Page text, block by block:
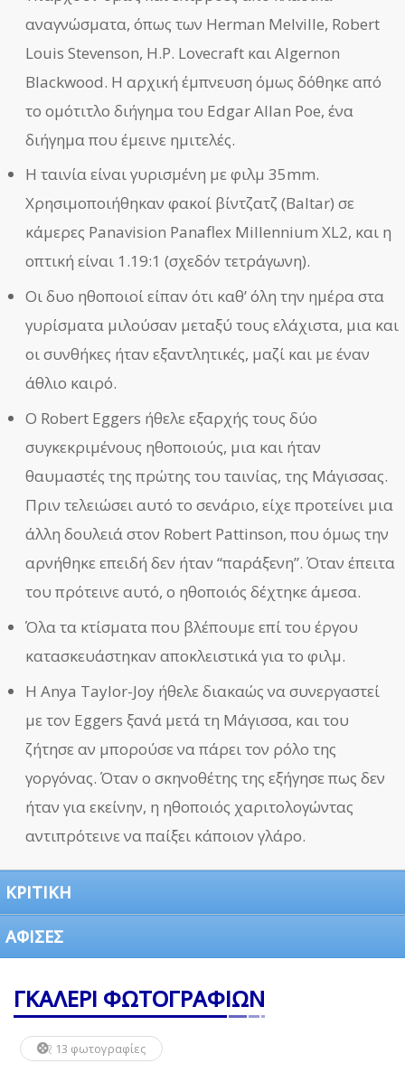
αναγνώσματα, όπως των Herman Melville, Robert
Louis Stevenson, H.P. Lovecraft και Algernon
Blackwood. Η αρχική έμπνευση όμως δόθηκε από
το ομότιτλο διήγημα του Edgar Allan Poe, ένα
διήγημα που έμεινε ημιτελές.
Η ταινία είναι γυρισμένη με φιλμ 35mm.
Χρησιμοποιήθηκαν φακοί βίντζατζ (Baltar) σε
κάμερες Panavision Panaflex Millennium XL2, και η
οπτική είναι 1.19:1 (σχεδόν τετράγωνη).
Οι δυο ηθοποιοί είπαν ότι καθ’ όλη την ημέρα στα
γυρίσματα μιλούσαν μεταξύ τους ελάχιστα, μια και
οι συνθήκες ήταν εξαντλητικές, μαζί και με έναν
άθλιο καιρό.
Ο Robert Eggers ήθελε εξαρχής τους δύο
συγκεκριμένους ηθοποιούς, μια και ήταν
θαυμαστές της πρώτης του ταινίας, της Μάγισσας.
Πριν τελειώσει αυτό το σενάριο, είχε προτείνει μια
άλλη δουλειά στον Robert Pattinson, που όμως την
αρνήθηκε επειδή δεν ήταν “παράξενη”. Όταν έπειτα
του πρότεινε αυτό, ο ηθοποιός δέχτηκε άμεσα.
Όλα τα κτίσματα που βλέπουμε επί του έργου
κατασκευάστηκαν αποκλειστικά για το φιλμ.
Η Anya Taylor-Joy ήθελε διακαώς να συνεργαστεί
με τον Eggers ξανά μετά τη Μάγισσα, και του
ζήτησε αν μπορούσε να πάρει τον ρόλο της
γοργόνας. Όταν ο σκηνοθέτης της εξήγησε πως δεν
ήταν για εκείνην, η ηθοποιός χαριτολογώντας
αντιπρότεινε να παίξει κάποιον γλάρο.
ΚΡΙΤΙΚΗ
ΑΦΙΣΕΣ
ΓΚΑΛΕΡΙ ΦΩΤΟΓΡΑΦΙΩΝ
13 φωτογραφίες